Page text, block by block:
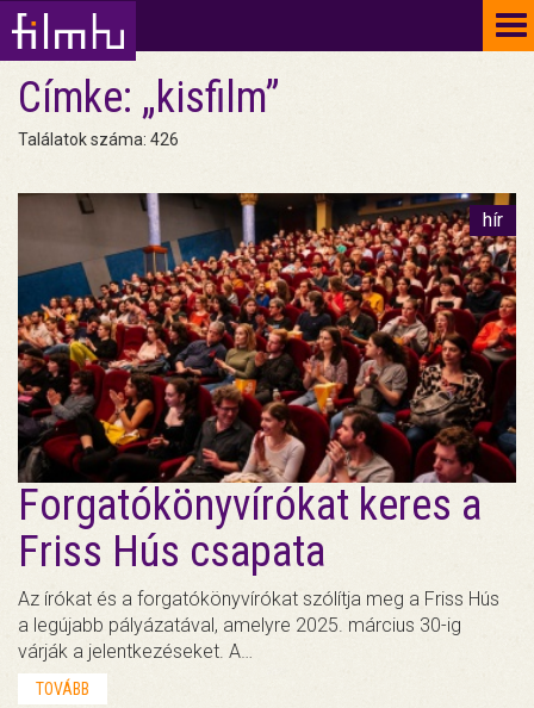
Címke: „kisfilm”
Találatok száma: 426
hír
Forgatókönyvírókat keres a
Friss Hús csapata
Az írókat és a forgatókönyvírókat szólítja meg a Friss Hús
a legújabb pályázatával, amelyre 2025. március 30-ig
várják a jelentkezéseket. A…
TOVÁBB